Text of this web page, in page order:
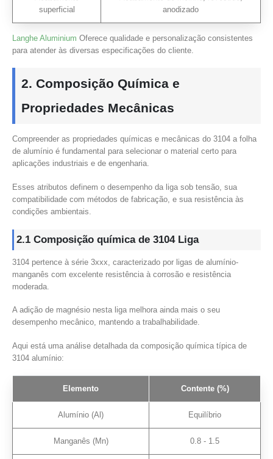
superficial
anodizado
Langhe Aluminium Oferece qualidade e personalização consistentes
para atender às diversas especificações do cliente.
2. Composição Química e
Propriedades Mecânicas
Compreender as propriedades químicas e mecânicas do 3104 a folha
de alumínio é fundamental para selecionar o material certo para
aplicações industriais e de engenharia.
Esses atributos definem o desempenho da liga sob tensão, sua
compatibilidade com métodos de fabricação, e sua resistência às
condições ambientais.
2.1 Composição química de 3104 Liga
3104 pertence à série 3xxx, caracterizado por ligas de alumínio-
manganês com excelente resistência à corrosão e resistência
moderada.
A adição de magnésio nesta liga melhora ainda mais o seu
desempenho mecânico, mantendo a trabalhabilidade.
Aqui está uma análise detalhada da composição química típica de
3104 alumínio:
Elemento Contente (%)
Alumínio (Al) Equilíbrio
Manganês (Mn) 0.8 - 1.5